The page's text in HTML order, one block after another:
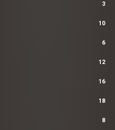
3
10
6
12
16
18
8